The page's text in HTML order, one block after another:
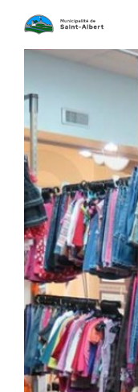
Vivre à Saint-Albert
Infos pratiques
Citoyens
Séances du conseil
Appels d'offre
Avis publics
Communiqués
Gestion des déchets
Parcs et loisirs
Réglementation
Conseil municipal
Calendrier municipal
Publications
Histoire
Contact
Membres
Parc canin